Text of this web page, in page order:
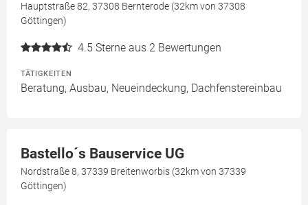
Hauptstraße 82, 37308 Bernterode (32km von 37308
Göttingen)
4.5 Sterne aus 2 Bewertungen
TÄTIGKEITEN
Beratung, Ausbau, Neueindeckung, Dachfenstereinbau
Bastello´s Bauservice UG
Nordstraße 8, 37339 Breitenworbis (32km von 37339
Göttingen)